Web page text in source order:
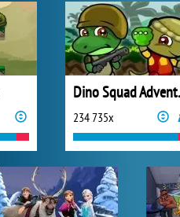
234 735x